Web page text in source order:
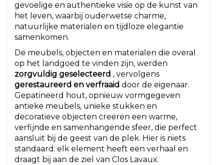
gevoelige en authentieke visie op de kunst van
het leven, waarbij ouderwetse charme,
natuurlijke materialen en tijdloze elegantie
samenkomen.
De meubels, objecten en materialen die overal
op het landgoed te vinden zijn, werden
zorgvuldig geselecteerd , vervolgens
gerestaureerd en verfraaid door de eigenaar.
Gepatineerd hout, opnieuw vormgegeven
antieke meubels, unieke stukken en
decoratieve objecten creëren een warme,
verfijnde en samenhangende sfeer, die perfect
aansluit bij de geest van de plek. Hier is niets
standaard: elk element heeft een verhaal en
draagt bij aan de ziel van Clos Lavaux.